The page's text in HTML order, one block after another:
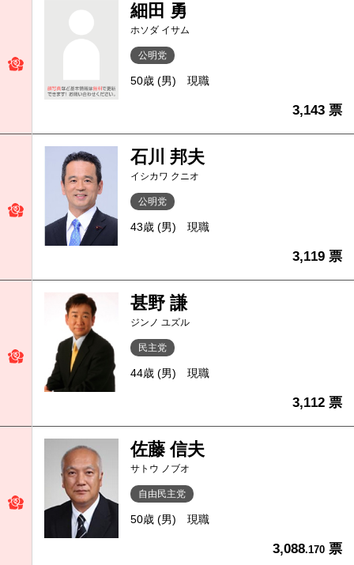
細田 勇
ホソダ イサム
公明党
50歳 (男) 現職
3,143 票
石川 邦夫
イシカワ クニオ
公明党
43歳 (男) 現職
3,119 票
甚野 謙
ジンノ ユズル
民主党
44歳 (男) 現職
3,112 票
佐藤 信夫
サトウ ノブオ
自由民主党
50歳 (男) 現職
3,088.170 票